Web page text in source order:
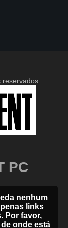
PC
nenhum
links
Por favor,
onde está